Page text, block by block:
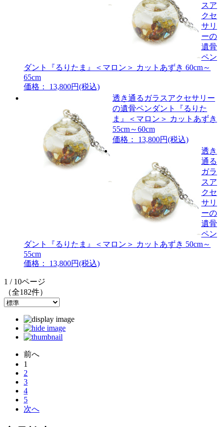
スア
クセ
サリ
ーの
遺骨
ペン
ダント『るりたま』＜マロン＞ カットあずき 60cm～
65cm
価格： 13,800円(税込)
透き通るガラスアクセサリー
の遺骨ペンダント『るりた
ま』＜マロン＞ カットあずき
55cm～60cm
価格： 13,800円(税込)
透き
通る
ガラ
スア
クセ
サリ
ーの
遺骨
ペン
ダント『るりたま』＜マロン＞ カットあずき 50cm～
55cm
価格： 13,800円(税込)
1 / 10ページ
（全182件）
前へ
1
2
3
4
5
次へ